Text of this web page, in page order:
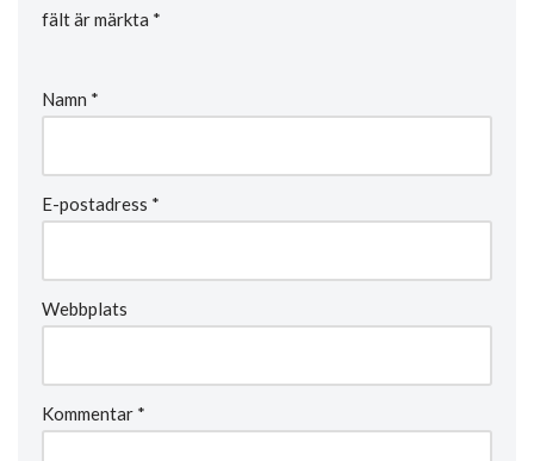
fält är märkta *
Namn *
E-postadress *
Webbplats
Kommentar *